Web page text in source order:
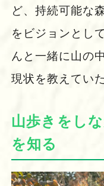
ど、持続可能な
をビジョンとし
んと一緒に山の
現状を教えてい
山歩きをし
を知る